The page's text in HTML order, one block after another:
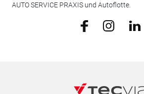
AUTO SERVICE PRAXIS und Autoflotte.